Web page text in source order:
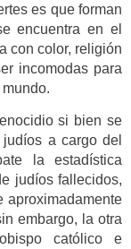
es que forman
encuentra en el
con color, religión
incomodas para
si bien se
a cargo del
la estadística
judíos fallecidos,
embargo, la otra
católico e